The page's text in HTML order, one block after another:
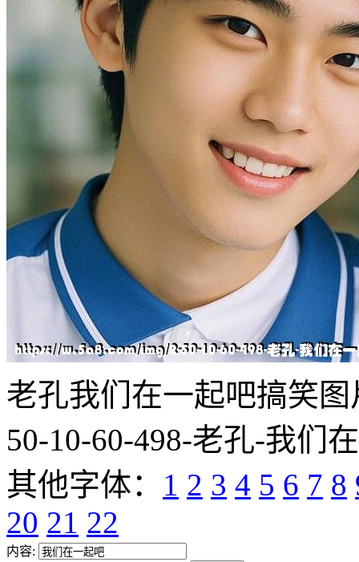
老孔我们在一起吧搞笑图
50-10-60-498-老孔-我们
其他字体： 1 2 3 4 5 6 7 8
20 21 22
内容: